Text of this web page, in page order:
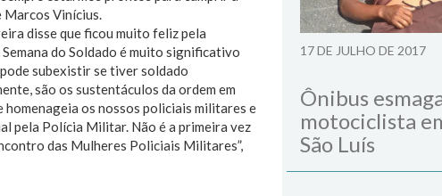
Marcos Vinícius.
disse que ficou muito feliz pela
do Soldado é muito significativo
subexistir se tiver soldado
são os sustentáculos da ordem em
homenageia os nossos policiais militares e
pela Polícia Militar. Não é a primeira vez
das Mulheres Policiais Militares”,
17 DE JULHO DE 2017
Ônibus
motociclista
São Luís